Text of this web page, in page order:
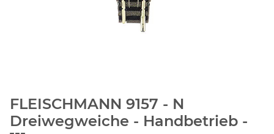
FLEISCHMANN 9157 - N
Dreiwegweiche - Handbetrieb -